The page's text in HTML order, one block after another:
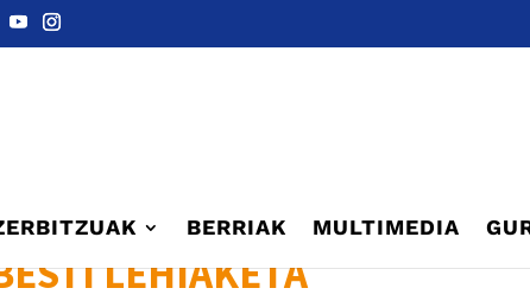
BERRIAK MULTIMEDIA
LEHIAKETA